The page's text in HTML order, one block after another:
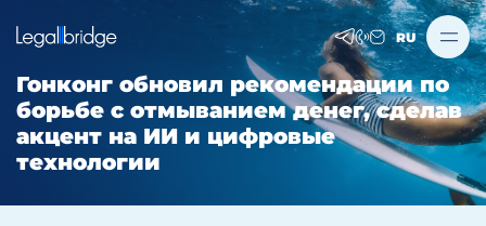
RU
Гонконг обновил рекомендации по
борьбе с отмыванием денег, сделав
акцент на ИИ и цифровые
технологии